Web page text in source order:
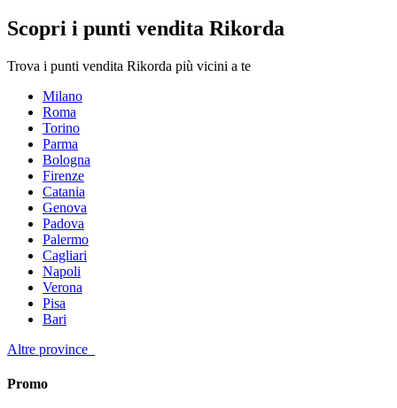
Scopri i punti vendita Rikorda
Trova i punti vendita Rikorda più vicini a te
Milano
Roma
Torino
Parma
Bologna
Firenze
Catania
Genova
Padova
Palermo
Cagliari
Napoli
Verona
Pisa
Bari
Altre province
Promo